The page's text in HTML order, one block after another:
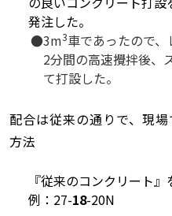
発注した。
3m3車であったので、
2分間の高速攪拌後、
て打設した。
配合は従来の通りで、現
方法
『従来のコンクリート』
例：27-18-20N